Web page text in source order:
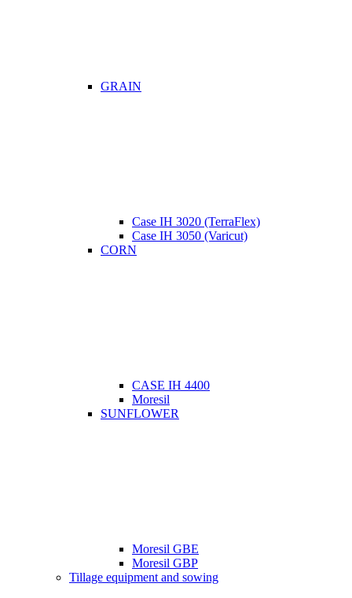
GRAIN
Case IH 3020 (TerraFlex)
Case IH 3050 (Varicut)
CORN
CASE IH 4400
Moresil
SUNFLOWER
Moresil GBE
Moresil GBP
Tillage equipment and sowing